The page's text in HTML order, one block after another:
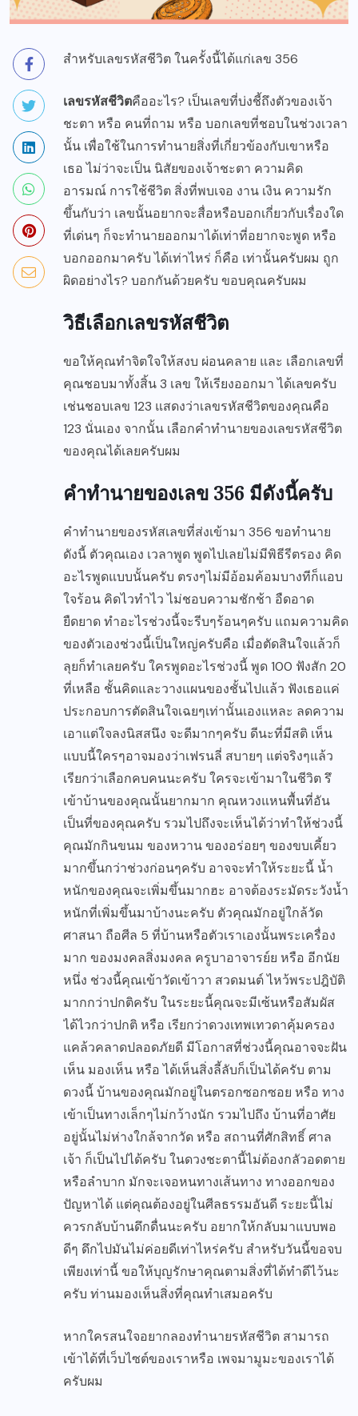
สำหรับเลขรหัสชีวิต ในครั้งนี้ได้แก่เลข 356
เลขรหัสชีวิตคืออะไร? เป็นเลขที่บ่งชี้ถึงตัวของเจ้า
ชะตา หรือ คนที่ถาม หรือ บอกเลขที่ชอบในช่วงเวลา
นั้น เพื่อใช้ในการทำนายสิ่งที่เกี่ยวข้องกับเขาหรือ
เธอ ไม่ว่าจะเป็น นิสัยของเจ้าชะตา ความคิด
อารมณ์ การใช้ชีวิต สิ่งที่พบเจอ งาน เงิน ความรัก
ขึ้นกับว่า เลขนั้นอยากจะสื่อหรือบอกเกี่ยวกับเรื่องใด
ที่เด่นๆ ก็จะทำนายออกมาได้เท่าที่อยากจะพูด หรือ
บอกออกมาครับ ได้เท่าไหร่ ก็คือ เท่านั้นครับผม ถูก
ผิดอย่างไร? บอกกันด้วยครับ ขอบคุณครับผม
วิธีเลือกเลขรหัสชีวิต
ขอให้คุณทำจิตใจให้สงบ ผ่อนคลาย และ เลือกเลขที่
คุณชอบมาทั้งสิ้น 3 เลข ให้เรียงออกมา ได้เลขครับ
เช่นชอบเลข 123 แสดงว่าเลขรหัสชีวิตของคุณคือ
123 นั่นเอง จากนั้น เลือกคำทำนายของเลขรหัสชีวิต
ของคุณได้เลยครับผม
คำทำนายของเลข 356 มีดังนี้ครับ
คำทำนายของรหัสเลขที่ส่งเข้ามา 356 ขอทำนาย
ดังนี้ ตัวคุณเอง เวลาพูด พูดไปเลยไม่มีพิธีรีตรอง คิด
อะไรพูดแบบนั้นครับ ตรงๆไม่มีอ้อมค้อมบางทีก็แอบ
ใจร้อน คิดไวทำไว ไม่ชอบความชักช้า อืดอาด
ยืดยาด ทำอะไรช่วงนี้จะรีบๆร้อนๆครับ แถมความคิด
ของตัวเองช่วงนี้เป็นใหญ่ครับคือ เมื่อตัดสินใจแล้วก็
ลุยก็ทำเลยครับ ใครพูดอะไรช่วงนี้ พูด 100 ฟังสัก 20
ที่เหลือ ชั้นคิดและวางแผนของชั้นไปแล้ว ฟังเธอแค่
ประกอบการตัดสินใจเฉยๆเท่านั้นเองแหละ ลดความ
เอาแต่ใจลงนิสสนึง จะดีมากๆครับ ดีนะที่มีสติ เห็น
แบบนี้ใครๆอาจมองว่าเฟรนลี่ สบายๆ แต่จริงๆแล้ว
เรียกว่าเลือกคบคนนะครับ ใครจะเข้ามาในชีวิต รึ
เข้าบ้านของคุณนั้นยากมาก คุณหวงแหนพื้นที่อัน
เป็นที่ของคุณครับ รวมไปถึงจะเห็นได้ว่าทำให้ช่วงนี้
คุณมักกินขนม ของหวาน ของอร่อยๆ ของขบเคี้ยว
มากขึ้นกว่าช่วงก่อนๆครับ อาจจะทำให้ระยะนี้ น้ำ
หนักของคุณจะเพิ่มขึ้นมากฮะ อาจต้องระมัดระวังน้ำ
หนักที่เพิ่มขึ้นมาบ้างนะครับ ตัวคุณมักอยู่ใกล้วัด
ศาสนา ถือศีล 5 ที่บ้านหรือตัวเราเองนั้นพระเครื่อง
มาก ของมงคลสิ่งมงคล ครูบาอาจารย์ย หรือ อีกนัย
หนึ่ง ช่วงนี้คุณเข้าวัดเข้าวา สวดมนต์ ไหว้พระปฎิบัติ
มากกว่าปกติครับ ในระยะนี้คุณจะมีเซ้นหรือสัมผัส
ได้ไวกว่าปกติ หรือ เรียกว่าดวงเทพเทวดาคุ้มครอง
แคล้วคลาดปลอดภัยดี มีโอกาสที่ช่วงนี้คุณอาจจะฝัน
เห็น มองเห็น หรือ ได้เห็นสิ่งลี้ลับก็เป็นได้ครับ ตาม
ดวงนี้ บ้านของคุณมักอยู่ในตรอกซอกซอย หรือ ทาง
เข้าเป็นทางเล็กๆไม่กว้างนัก รวมไปถึง บ้านที่อาศัย
อยู่นั้นไม่ห่างใกล้จากวัด หรือ สถานที่ศักสิทธิ์ ศาล
เจ้า ก็เป็นไปได้ครับ ในดวงชะตานี้ไม่ต้องกลัวอดตาย
หรือลำบาก มักจะเจอหนทางเส้นทาง ทางออกของ
ปัญหาได้ แต่คุณต้องอยู่ในศีลธรรมอันดี ระยะนี้ไม่
ควรกลับบ้านดึกดื่นนะครับ อยากให้กลับมาแบบพอ
ดีๆ ดึกไปมันไม่ค่อยดีเท่าไหร่ครับ สำหรับวันนี้ขอจบ
เพียงเท่านี้ ขอให้บุญรักษาคุณตามสิ่งที่ได้ทำดีไว้นะ
ครับ ท่านมองเห็นสิ่งที่คุณทำเสมอครับ
หากใครสนใจอยากลองทำนายรหัสชีวิต สามารถ
เข้าได้ที่เว็บไซต์ของเราหรือ เพจมามูมะของเราได้
ครับผม